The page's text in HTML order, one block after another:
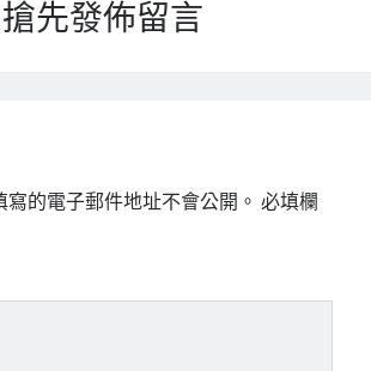
搶先發佈留言
的電子郵件地址不會公開。 必填欄